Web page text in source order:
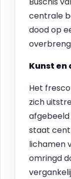
centrale
dood op
Kunst
Het
zich
afgebeeld
staat
lichamen
omringd